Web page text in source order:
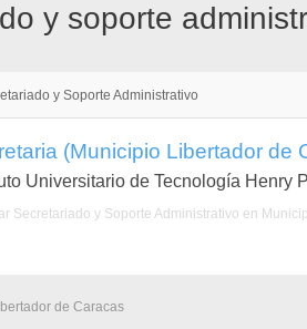
y soporte
y Soporte Administrativo
(Municipio Libertador de
Universitario de Tecnología Henry
Secretariado y Soporte Administrativo en
de Caracas